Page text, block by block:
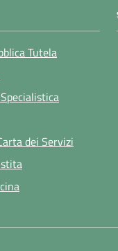
Tutela
dei Servizi